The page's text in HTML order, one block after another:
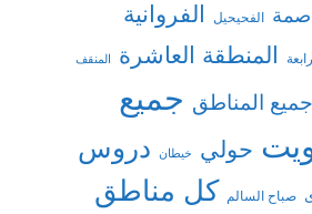
الفحيحيل الفروانية
المنطقة العاشرة المنقف
جميع المناطق جميع
حولي خيطان دروس
صباح السالم كل مناطق